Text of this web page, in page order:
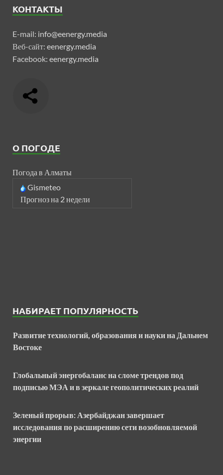
КОНТАКТЫ
E-mail: info@eenergy.media
Веб-сайт: eenergy.media
Facebook: eenergy.media
О ПОГОДЕ
Погода в Алматы
Gismeteo
Прогноз на 2 недели
НАБИРАЕТ ПОПУЛЯРНОСТЬ
Развитие технологий, образования и науки на Дальнем
Востоке
Глобальный энергобаланс на сломе трендов под
подписью МЭА и в зеркале геополитических реалий
Зеленый прорыв: Азербайджан завершает
исследования по расширению сети возобновляемой
энергии